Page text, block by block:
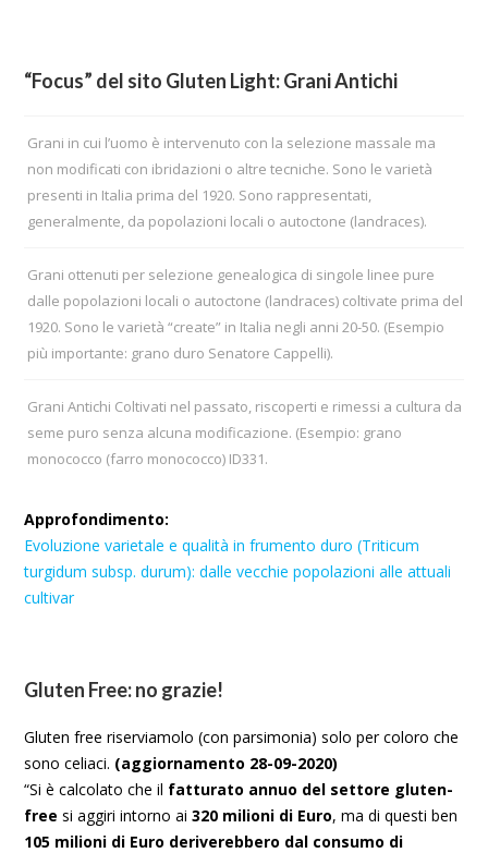
“Focus” del sito Gluten Light: Grani Antichi
Grani in cui l’uomo è intervenuto con la selezione massale ma
non modificati con ibridazioni o altre tecniche. Sono le varietà
presenti in Italia prima del 1920. Sono rappresentati,
generalmente, da popolazioni locali o autoctone (landraces).
Grani ottenuti per selezione genealogica di singole linee pure
dalle popolazioni locali o autoctone (landraces) coltivate prima del
1920. Sono le varietà “create” in Italia negli anni 20-50. (Esempio
più importante: grano duro Senatore Cappelli).
Grani Antichi Coltivati nel passato, riscoperti e rimessi a cultura da
seme puro senza alcuna modificazione. (Esempio: grano
monococco (farro monococco) ID331.
Approfondimento:
Evoluzione varietale e qualità in frumento duro (Triticum
turgidum subsp. durum): dalle vecchie popolazioni alle attuali
cultivar
Gluten Free: no grazie!
Gluten free riserviamolo (con parsimonia) solo per coloro che
sono celiaci. (aggiornamento 28-09-2020)
“Si è calcolato che il fatturato annuo del settore gluten-
free si aggiri intorno ai 320 milioni di Euro, ma di questi ben
105 milioni di Euro deriverebbero dal consumo di